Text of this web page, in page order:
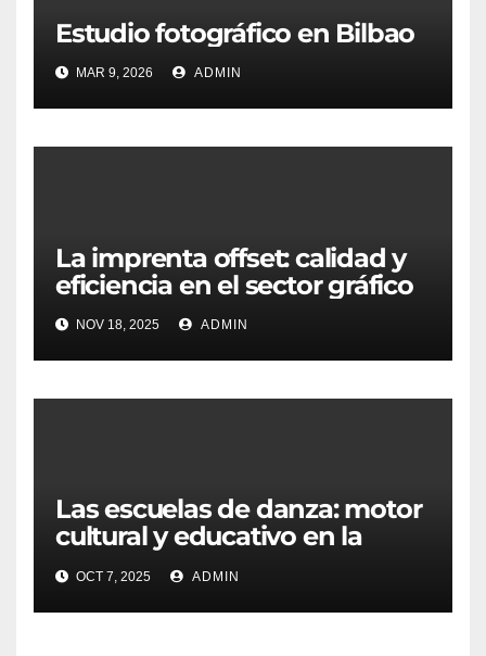
Estudio fotográfico en Bilbao
MAR 9, 2026 ADMIN
La imprenta offset: calidad y
eficiencia en el sector gráfico
NOV 18, 2025 ADMIN
Las escuelas de danza: motor
cultural y educativo en la
sociedad contemporánea
OCT 7, 2025 ADMIN